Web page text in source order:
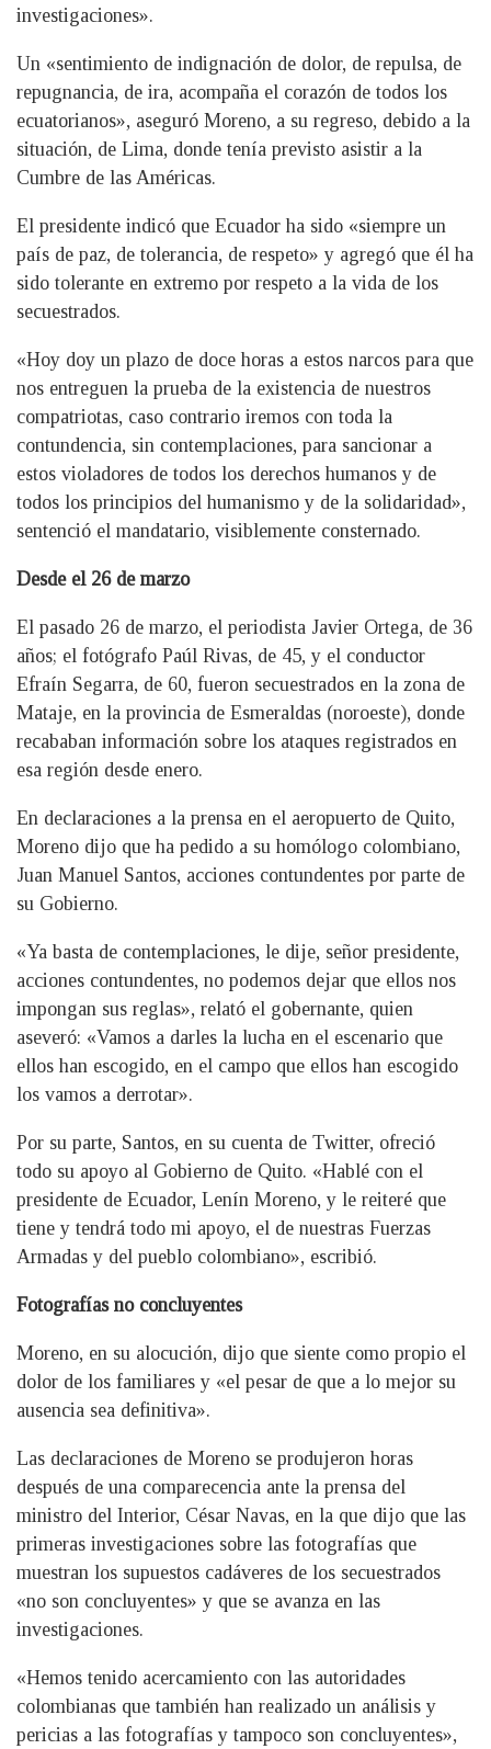
investigaciones».
Un «sentimiento de indignación de dolor, de repulsa, de
repugnancia, de ira, acompaña el corazón de todos los
ecuatorianos», aseguró Moreno, a su regreso, debido a la
situación, de Lima, donde tenía previsto asistir a la
Cumbre de las Américas.
El presidente indicó que Ecuador ha sido «siempre un
país de paz, de tolerancia, de respeto» y agregó que él ha
sido tolerante en extremo por respeto a la vida de los
secuestrados.
«Hoy doy un plazo de doce horas a estos narcos para que
nos entreguen la prueba de la existencia de nuestros
compatriotas, caso contrario iremos con toda la
contundencia, sin contemplaciones, para sancionar a
estos violadores de todos los derechos humanos y de
todos los principios del humanismo y de la solidaridad»,
sentenció el mandatario, visiblemente consternado.
Desde el 26 de marzo
El pasado 26 de marzo, el periodista Javier Ortega, de 36
años; el fotógrafo Paúl Rivas, de 45, y el conductor
Efraín Segarra, de 60, fueron secuestrados en la zona de
Mataje, en la provincia de Esmeraldas (noroeste), donde
recababan información sobre los ataques registrados en
esa región desde enero.
En declaraciones a la prensa en el aeropuerto de Quito,
Moreno dijo que ha pedido a su homólogo colombiano,
Juan Manuel Santos, acciones contundentes por parte de
su Gobierno.
«Ya basta de contemplaciones, le dije, señor presidente,
acciones contundentes, no podemos dejar que ellos nos
impongan sus reglas», relató el gobernante, quien
aseveró: «Vamos a darles la lucha en el escenario que
ellos han escogido, en el campo que ellos han escogido
los vamos a derrotar».
Por su parte, Santos, en su cuenta de Twitter, ofreció
todo su apoyo al Gobierno de Quito. «Hablé con el
presidente de Ecuador, Lenín Moreno, y le reiteré que
tiene y tendrá todo mi apoyo, el de nuestras Fuerzas
Armadas y del pueblo colombiano», escribió.
Fotografías no concluyentes
Moreno, en su alocución, dijo que siente como propio el
dolor de los familiares y «el pesar de que a lo mejor su
ausencia sea definitiva».
Las declaraciones de Moreno se produjeron horas
después de una comparecencia ante la prensa del
ministro del Interior, César Navas, en la que dijo que las
primeras investigaciones sobre las fotografías que
muestran los supuestos cadáveres de los secuestrados
«no son concluyentes» y que se avanza en las
investigaciones.
«Hemos tenido acercamiento con las autoridades
colombianas que también han realizado un análisis y
pericias a las fotografías y tampoco son concluyentes»,